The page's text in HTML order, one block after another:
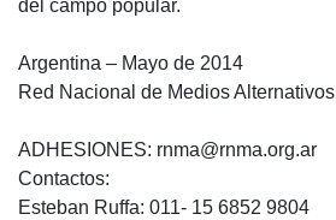
del campo popular.
Argentina – Mayo de 2014
Red Nacional de Medios Alternativos
ADHESIONES: rnma@rnma.org.ar
Contactos:
Esteban Ruffa: 011- 15 6852 9804